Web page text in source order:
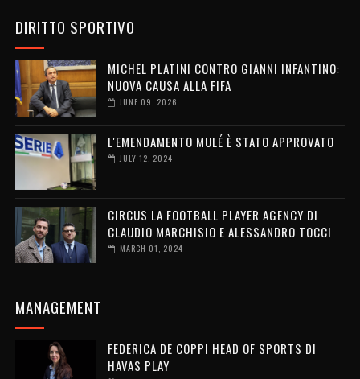
DIRITTO SPORTIVO
MICHEL PLATINI CONTRO GIANNI INFANTINO:
NUOVA CAUSA ALLA FIFA
JUNE 09, 2026
L'EMENDAMENTO MULÉ È STATO APPROVATO
JULY 12, 2024
CIRCUS LA FOOTBALL PLAYER AGENCY DI
CLAUDIO MARCHISIO E ALESSANDRO TOCCI
MARCH 01, 2024
MANAGEMENT
FEDERICA DE COPPI HEAD OF SPORTS DI
HAVAS PLAY